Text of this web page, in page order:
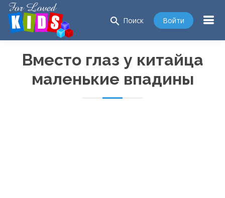
search Поиск Войти
Вместо глаз у китайца
маленькие впадины